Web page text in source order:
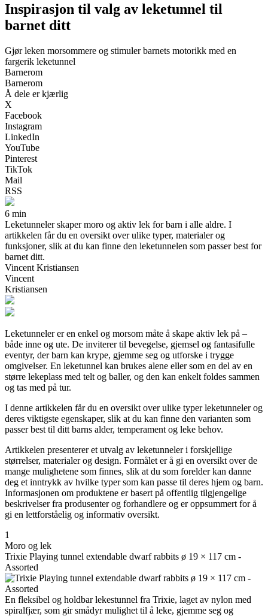
Inspirasjon til valg av leketunnel til
barnet ditt
Gjør leken morsommere og stimuler barnets motorikk med en
fargerik leketunnel
Barnerom
Barnerom
Å dele er kjærlig
X
Facebook
Instagram
LinkedIn
YouTube
Pinterest
TikTok
Mail
RSS
6 min
Leketunneler skaper moro og aktiv lek for barn i alle aldre. I
artikkelen får du en oversikt over ulike typer, materialer og
funksjoner, slik at du kan finne den leketunnelen som passer best for
barnet ditt.
Vincent Kristiansen
Vincent
Kristiansen
Leketunneler er en enkel og morsom måte å skape aktiv lek på –
både inne og ute. De inviterer til bevegelse, gjemsel og fantasifulle
eventyr, der barn kan krype, gjemme seg og utforske i trygge
omgivelser. En leketunnel kan brukes alene eller som en del av en
større lekeplass med telt og baller, og den kan enkelt foldes sammen
og tas med på tur.
I denne artikkelen får du en oversikt over ulike typer leketunneler og
deres viktigste egenskaper, slik at du kan finne den varianten som
passer best til ditt barns alder, temperament og leke behov.
Artikkelen presenterer et utvalg av leketunneler i forskjellige
størrelser, materialer og design. Formålet er å gi en oversikt over de
mange mulighetene som finnes, slik at du som forelder kan danne
deg et inntrykk av hvilke typer som kan passe til deres hjem og barn.
Informasjonen om produktene er basert på offentlig tilgjengelige
beskrivelser fra produsenter og forhandlere og er oppsummert for å
gi en lettforståelig og informativ oversikt.
1
Moro og lek
Trixie Playing tunnel extendable dwarf rabbits ø 19 × 117 cm -
Assorted
En fleksibel og holdbar lekestunnel fra Trixie, laget av nylon med
spiralfjær, som gir smådyr mulighet til å leke, gjemme seg og